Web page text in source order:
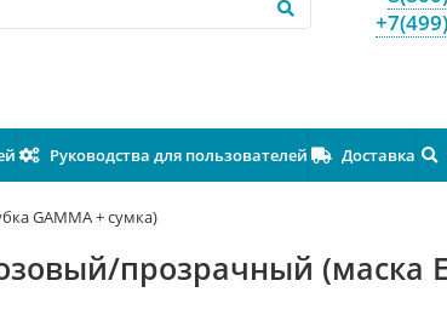
Руководства для пользователей Доставка
GAMMA + сумка)
прозрачный (маска